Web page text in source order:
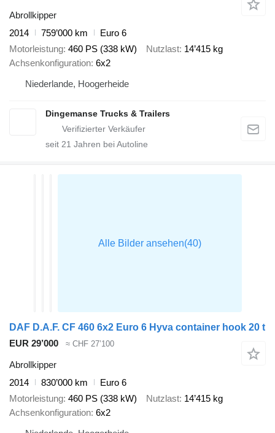
Abrollkipper
2014
759’000 km
Euro 6
Motorleistung 460 PS (338 kW) Nutzlast 14’415 kg
Achsenkonfiguration 6x2
Niederlande, Hoogerheide
Dingemanse Trucks & Trailers
seit 21 Jahren bei Autoline
DAF D.A.F. CF 460 6x2 Euro 6 Hyva container hook 20 t
EUR 29’000
≈ CHF 27’100
Abrollkipper
2014
830’000 km
Euro 6
Motorleistung 460 PS (338 kW) Nutzlast 14’415 kg
Achsenkonfiguration 6x2